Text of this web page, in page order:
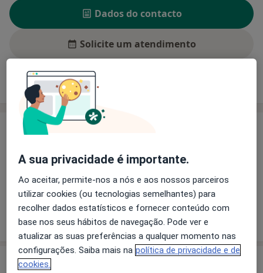
Dados do contacto
Solicite um atendimento
Experiência Preços
Experiência
Transtornos Da Comunicação
Distúrbios Da Fala
Dislexia
Transtornos Da Linguagem
Mostrar mais detalhes
sobre a experiência
Serviços e preços
A sua privacidade é importante.
Ao aceitar, permite-nos a nós e aos nossos parceiros
utilizar cookies (ou tecnologias semelhantes) para
recolher dados estatísticos e fornecer conteúdo com
base nos seus hábitos de navegação. Pode ver e
atualizar as suas preferências a qualquer momento nas
configurações. Saiba mais na política de privacidade e de
cookies.